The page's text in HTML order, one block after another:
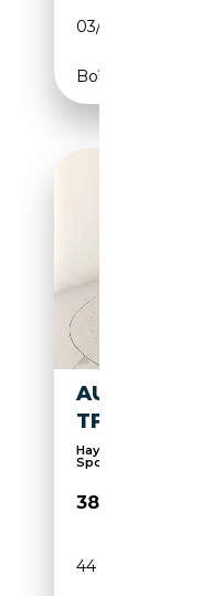
03/2023
Boîte automatique
AUDI Q3
TFSI S LINE
Hayon arrière
Sport...
38 750€
44 819 km